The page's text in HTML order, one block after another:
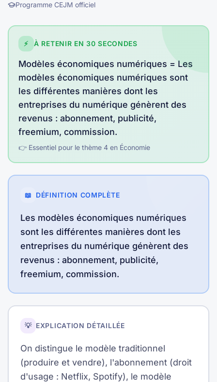
Programme CEJM officiel
⚡ À RETENIR EN 30 SECONDES
Modèles économiques numériques = Les
modèles économiques numériques sont
les différentes manières dont les
entreprises du numérique génèrent des
revenus : abonnement, publicité,
freemium, commission.
👉 Essentiel pour le thème 4 en Économie
📖 DÉFINITION COMPLÈTE
Les modèles économiques numériques
sont les différentes manières dont les
entreprises du numérique génèrent des
revenus : abonnement, publicité,
freemium, commission.
💡 EXPLICATION DÉTAILLÉE
On distingue le modèle traditionnel
(produire et vendre), l'abonnement (droit
d'usage : Netflix, Spotify), le modèle